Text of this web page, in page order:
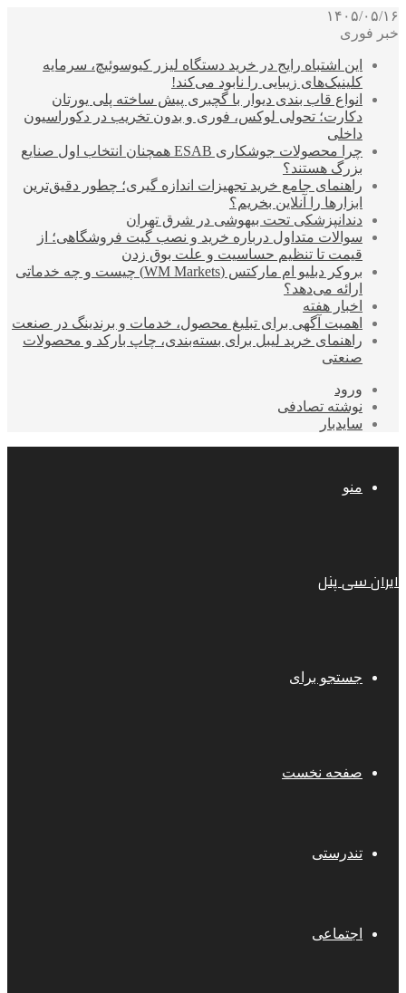
۱۴۰۵/۰۵/۱۶
خبر فوری
این اشتباه رایج در خرید دستگاه لیزر کیوسوئیچ، سرمایه
کلینیک‌های زیبایی را نابود می‌کند!
انواع قاب بندی دیوار با گچبری پیش ساخته پلی یورتان
دکارت؛ تحولی لوکس، فوری و بدون تخریب در دکوراسیون
داخلی
چرا محصولات جوشکاری ESAB همچنان انتخاب اول صنایع
بزرگ هستند؟
راهنمای جامع خرید تجهیزات اندازه گیری؛ چطور دقیق‌ترین
ابزارها را آنلاین بخریم؟
دندانپزشکی تحت بیهوشی در شرق تهران
سوالات متداول درباره خرید و نصب گیت فروشگاهی؛ از
قیمت تا تنظیم حساسیت و علت بوق زدن
بروکر دبلیو ام مارکتس (WM Markets) چیست و چه خدماتی
ارائه می‌دهد؟
اخبار هفته
اهمیت آگهی برای تبلیغ محصول، خدمات و برندینگ در صنعت
راهنمای خرید لیبل برای بسته‌بندی، چاپ بارکد و محصولات
صنعتی
ورود
نوشته تصادفی
سایدبار
منو
ایران سی پنل
جستجو برای
صفحه نخست
تندرستی
اجتماعی